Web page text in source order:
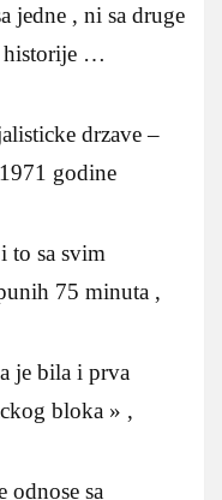
jedne , ni sa druge
historije …
drzave –
godine
to sa svim
75 minuta ,
je bila i prva
bloka » ,
odnose sa